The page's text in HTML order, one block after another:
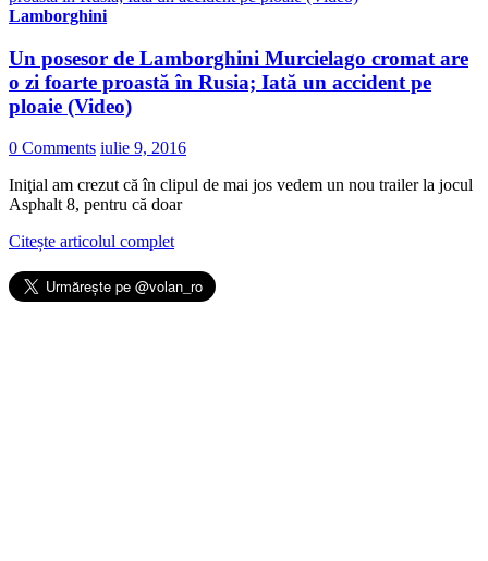
Lamborghini
Un posesor de Lamborghini Murcielago cromat are
o zi foarte proastă în Rusia; Iată un accident pe
ploaie (Video)
0 Comments iulie 9, 2016
Iniţial am crezut că în clipul de mai jos vedem un nou trailer la jocul
Asphalt 8, pentru că doar
Citește articolul complet